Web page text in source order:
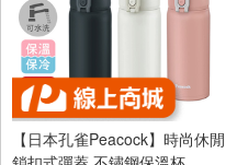
【日本孔雀Peacock】時尚休閒